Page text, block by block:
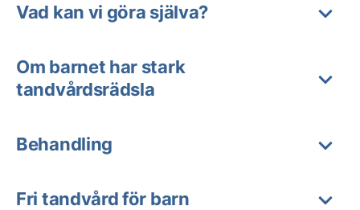
Vad kan vi göra själva?
Om barnet har stark
tandvårdsrädsla
Behandling
Fri tandvård för barn